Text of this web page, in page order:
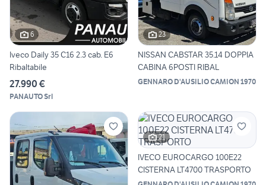
6
Iveco Daily 35 C16 2.3 cab. E6
Ribaltabile
27.990 €
PANAUTO Srl
23
NISSAN CABSTAR 35.14 DOPPIA
CABINA 6POSTI RIBAL
GENNARO D'AUSILIO CAMION 1970
21
IVECO EUROCARGO 100E22
CISTERNA LT4700 TRASPORTO